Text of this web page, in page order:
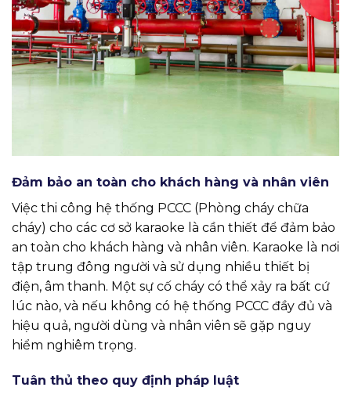
Đảm bảo an toàn cho khách hàng và nhân viên
Việc thi công hệ thống PCCC (Phòng cháy chữa
cháy) cho các cơ sở karaoke là cần thiết để đảm bảo
an toàn cho khách hàng và nhân viên. Karaoke là nơi
tập trung đông người và sử dụng nhiều thiết bị
điện, âm thanh. Một sự cố cháy có thể xảy ra bất cứ
lúc nào, và nếu không có hệ thống PCCC đầy đủ và
hiệu quả, người dùng và nhân viên sẽ gặp nguy
hiểm nghiêm trọng.
Tuân thủ theo quy định pháp luật